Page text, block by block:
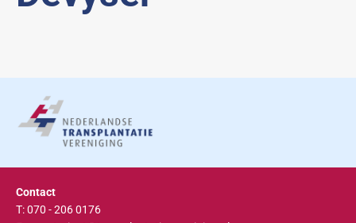
Contact
T: 070 - 206 0176